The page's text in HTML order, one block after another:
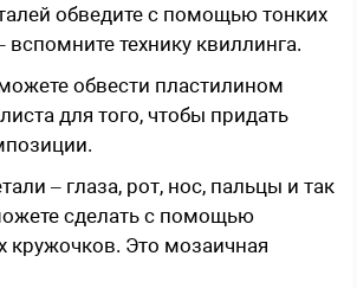
обведите с помощью тонких
вспомните технику квиллинга.
обвести пластилином
для того, чтобы придать
– глаза, рот, нос, пальцы и так
сделать с помощью
кружочков. Это мозаичная